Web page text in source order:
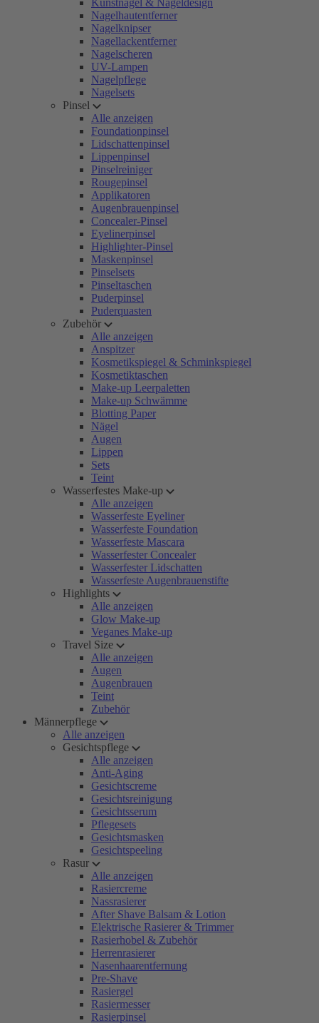
Kunstnägel & Nageldesign
Nagelhautentferner
Nagelknipser
Nagellackentferner
Nagelscheren
UV-Lampen
Nagelpflege
Nagelsets
Pinsel
Alle anzeigen
Foundationpinsel
Lidschattenpinsel
Lippenpinsel
Pinselreiniger
Rougepinsel
Applikatoren
Augenbrauenpinsel
Concealer-Pinsel
Eyelinerpinsel
Highlighter-Pinsel
Maskenpinsel
Pinselsets
Pinseltaschen
Puderpinsel
Puderquasten
Zubehör
Alle anzeigen
Anspitzer
Kosmetikspiegel & Schminkspiegel
Kosmetiktaschen
Make-up Leerpaletten
Make-up Schwämme
Blotting Paper
Nägel
Augen
Lippen
Sets
Teint
Wasserfestes Make-up
Alle anzeigen
Wasserfeste Eyeliner
Wasserfeste Foundation
Wasserfeste Mascara
Wasserfester Concealer
Wasserfester Lidschatten
Wasserfeste Augenbrauenstifte
Highlights
Alle anzeigen
Glow Make-up
Veganes Make-up
Travel Size
Alle anzeigen
Augen
Augenbrauen
Teint
Zubehör
Männerpflege
Alle anzeigen
Gesichtspflege
Alle anzeigen
Anti-Aging
Gesichtscreme
Gesichtsreinigung
Gesichtsserum
Pflegesets
Gesichtsmasken
Gesichtspeeling
Rasur
Alle anzeigen
Rasiercreme
Nassrasierer
After Shave Balsam & Lotion
Elektrische Rasierer & Trimmer
Rasierhobel & Zubehör
Herrenrasierer
Nasenhaarentfernung
Pre-Shave
Rasiergel
Rasiermesser
Rasierpinsel